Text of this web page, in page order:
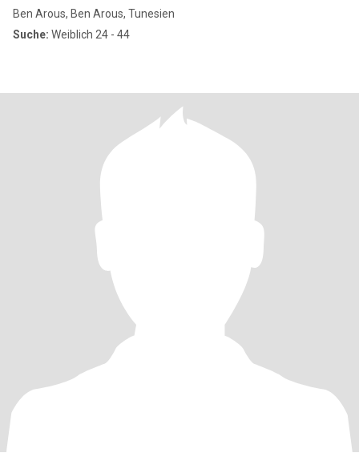
Ben Arous, Ben Arous, Tunesien
Suche: Weiblich 24 - 44